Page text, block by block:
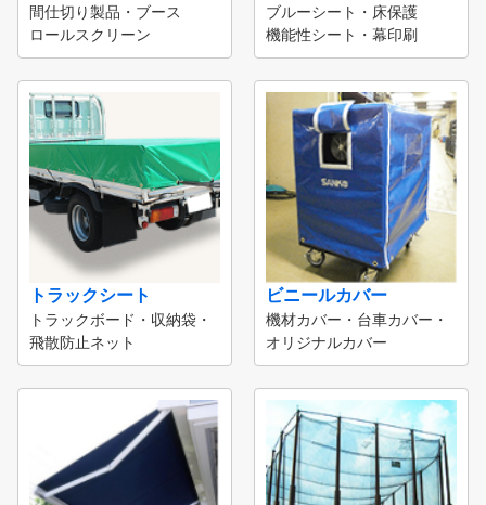
間仕切り製品・ブース
ロールスクリーン
ブルーシート・床保護
機能性シート・幕印刷
トラックシート
トラックボード・収納袋・
飛散防止ネット
ビニールカバー
機材カバー・台車カバー・
オリジナルカバー